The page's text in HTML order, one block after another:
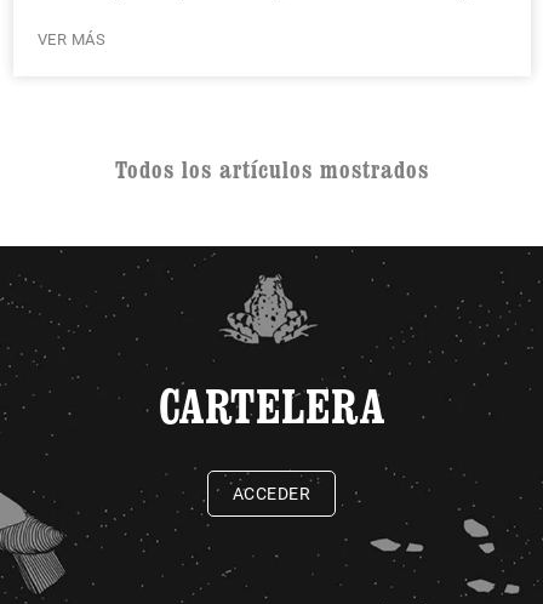
VER MÁS
Todos los artículos mostrados
CARTELERA
ACCEDER